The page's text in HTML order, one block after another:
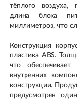
тёплого воздуха,
длина блока
миллиметров, что
Конструкция
пластика ABS.
что
внутренних
конструкции.
предусмотрен